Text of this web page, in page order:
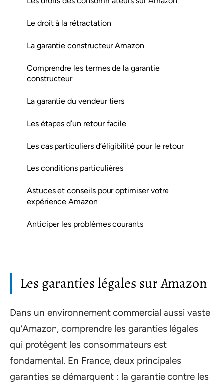
Le droit à la rétractation
La garantie constructeur Amazon
Comprendre les termes de la garantie
constructeur
La garantie du vendeur tiers
Les étapes d’un retour facile
Les cas particuliers d’éligibilité pour le retour
Les conditions particulières
Astuces et conseils pour optimiser votre
expérience Amazon
Anticiper les problèmes courants
Les garanties légales sur Amazon
Dans un environnement commercial aussi vaste
qu’Amazon, comprendre les garanties légales
qui protègent les consommateurs est
fondamental. En France, deux principales
garanties se démarquent : la garantie contre les